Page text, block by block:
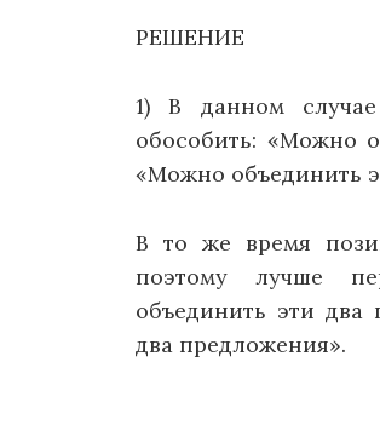
РЕШЕНИЕ
1) В данном
обособить: «Можно
«Можно объединить
В то же время
поэтому лучше
объединить эти два
два предложения».